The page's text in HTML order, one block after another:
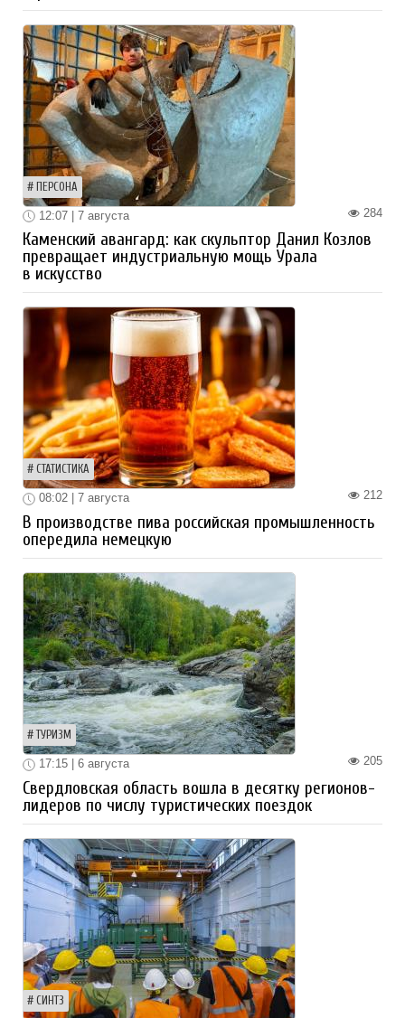
ПЕРСОНА
284
12:07 | 7 августа
Каменский авангард: как скульптор Данил Козлов
превращает индустриальную мощь Урала
в искусство
СТАТИСТИКА
212
08:02 | 7 августа
В производстве пива российская промышленность
опередила немецкую
ТУРИЗМ
205
17:15 | 6 августа
Свердловская область вошла в десятку регионов-
лидеров по числу туристических поездок
СИНТЗ